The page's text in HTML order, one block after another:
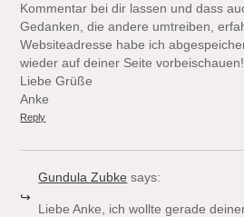
Kommentar bei dir lassen und dass
Gedanken, die andere umtreiben,
Websiteadresse habe ich
wieder auf deiner Seite vorbeischauen!
Liebe Grüße
Anke
Reply
Gundula Zubke says:
Liebe Anke, ich wollte gerade